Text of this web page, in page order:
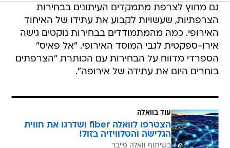
גם מחוץ לצרפת מתמקדים העיתונים בבחירות
הצרפתיות, שעשויות לקבוע את עתידו של האיחוד
האירופי. כמה מהמתמודדים בבחירות נוקטים גישה
אירו-ספקטית לגבי המוסד האירופי. "אל פאיס"
הספרדי מדווח על הבחירות עם הכותרת "הצרפתים
בוחרים היום את עתידה של אירופה".
עוד בוואלה
הצטרפו לוואלה fiber ושדרגו את חווית
הגלישה והטלוויזיה בזול!
בשיתוף וואלה פייבר